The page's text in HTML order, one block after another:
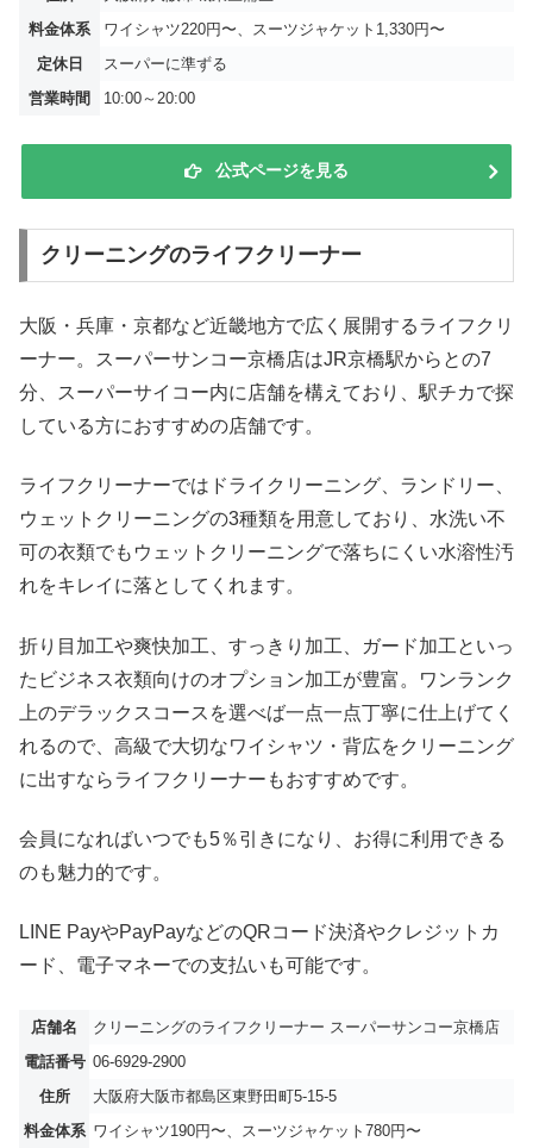
料金体系
ワイシャツ220円〜、スーツジャケット1,330円〜
定休日
スーパーに準ずる
営業時間
10:00～20:00
公式ページを見る
クリーニングのライフクリーナー
大阪・兵庫・京都など近畿地方で広く展開するライフクリ
ーナー。スーパーサンコー京橋店はJR京橋駅からとの7
分、スーパーサイコー内に店舗を構えており、駅チカで探
している方におすすめの店舗です。
ライフクリーナーではドライクリーニング、ランドリー、
ウェットクリーニングの3種類を用意しており、水洗い不
可の衣類でもウェットクリーニングで落ちにくい水溶性汚
れをキレイに落としてくれます。
折り目加工や爽快加工、すっきり加工、ガード加工といっ
たビジネス衣類向けのオプション加工が豊富。ワンランク
上のデラックスコースを選べば一点一点丁寧に仕上げてく
れるので、高級で大切なワイシャツ・背広をクリーニング
に出すならライフクリーナーもおすすめです。
会員になればいつでも5％引きになり、お得に利用できる
のも魅力的です。
LINE PayやPayPayなどのQRコード決済やクレジットカ
ード、電子マネーでの支払いも可能です。
店舗名
クリーニングのライフクリーナー スーパーサンコー京橋店
電話番号 06-6929-2900
住所
大阪府大阪市都島区東野田町5-15-5
料金体系 ワイシャツ190円〜、スーツジャケット780円〜